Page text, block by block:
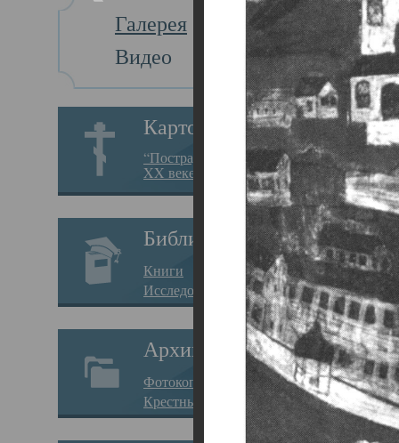
Галерея
Видео
Картотека
“Пострадавшие за веру в
XX веке на Севере”
Библиотека
Книги
Исследования
Архив
Фотокопии дел
Крестные ходы
Главная